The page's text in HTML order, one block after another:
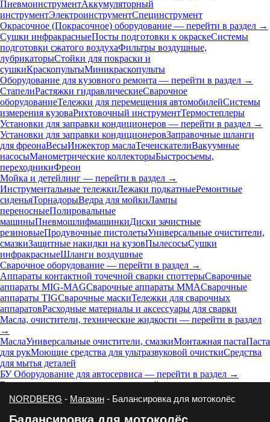
ПневмоинструментАккумуляторный
инструментЭлектроинструментСпецинструмент
Окрасочное (Покрасочное) оборудование — перейти в раздел →
Сушки инфракрасныеПосты подготовки к окраскеСистемы
подготовки сжатого воздухаФильтры воздушные,
лубрикаторыСтойки для покраски и
сушкиКраскопультыМиникраскопульты
Оборудование для кузовного ремонта — перейти в раздел →
СтапелиРастяжки гидравлическиеСварочное
оборудованиеТележки для перемещения автомобилейСистемы
измерения кузоваРихтовочный инструментТермостеплеры
Установки для заправки кондиционеров — перейти в раздел →
Установки для заправки кондиционеровЗаправочные шланги
для фреонаВесыИнжектор маслаТечеискателиВакуумные
насосыМанометрические коллекторыБыстросъемы,
переходникиФреон
Мойка и детейлинг — перейти в раздел →
Инструментальные тележкиЛежаки подкатныеРемонтные
сиденьяТорнадорыВедра для мойкиЛампы
переносныеПолировальные
машиныПневмошлифмашинкиДиски зачистные
резиновыеПродувочные пистолетыУниверсальные очистители,
смазкиЗащитные накидки на кузовПылесосыСушки
инфракрасныеШланги воздушные
Сварочное оборудование — перейти в раздел →
Аппараты контактной точечной сварки cпоттерыСварочные
аппараты MIG-MAGСварочные аппараты MMAСварочные
аппараты TIGСварочные маскиТележки для сварочных
аппаратовРасходные материалы и аксессуары для сварки
Масла, очистители, технические жидкости — перейти в раздел
→
МаслаУниверсальные очистители, смазкиМонтажная пастаПаста
для рукМоющие средства для ультразвуковой очисткиСредства
для мытья деталей
БУ Оборудование для автосервиса — перейти в раздел →
В этом разделе пока нет подкатегорий
NORDBERG - Магазин - Балансировка для мотоколёс